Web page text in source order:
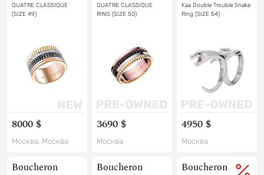
QUATRE CLASSIQUE
(SIZE 49)
8000 $
Москва, Москва
QUATRE CLASSIQUE
RING (SIZE 50)
3690 $
Москва
Kaa Double Trouble Snake
Ring (SIZE 54)
4950 $
Москва
Boucheron Boucheron Boucheron